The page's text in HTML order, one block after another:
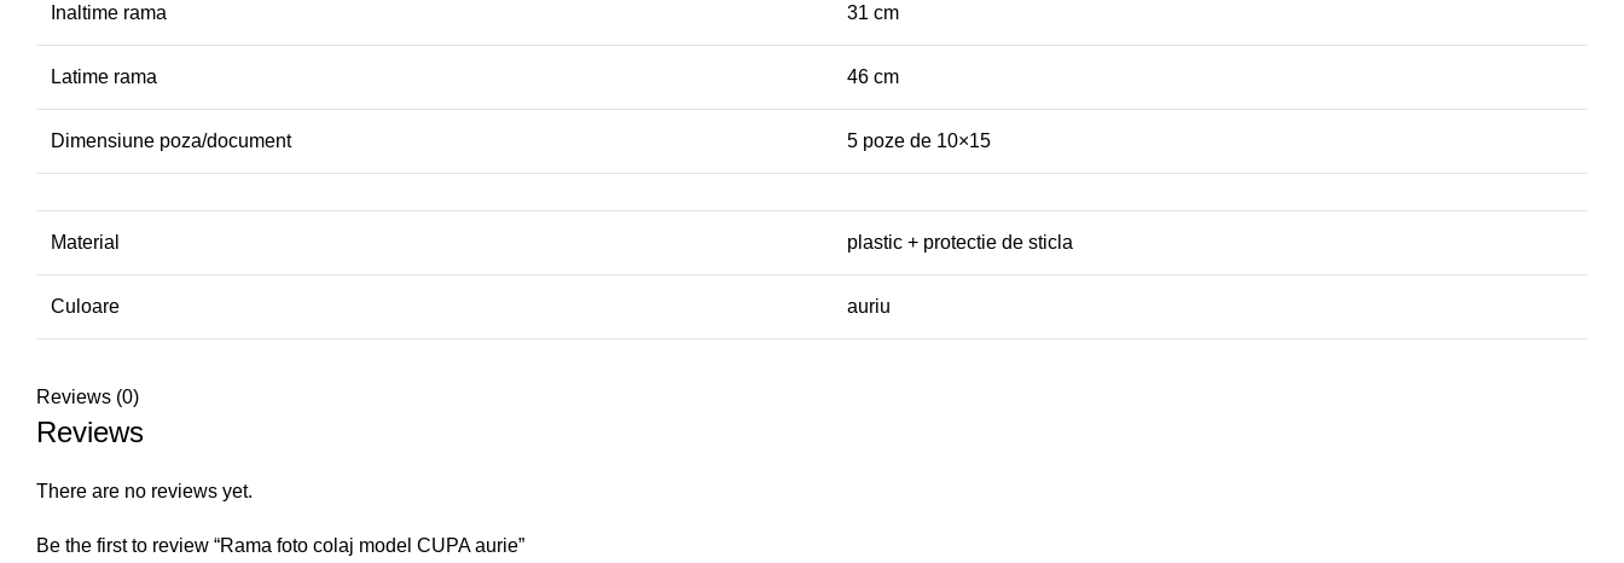
Inaltime rama 31 cm
Latime rama 46 cm
Dimensiune poza/document 5 poze de 10×15
Material plastic + protectie de sticla
Culoare auriu
Reviews (0)
Reviews
There are no reviews yet.
Be the first to review “Rama foto colaj model CUPA aurie”